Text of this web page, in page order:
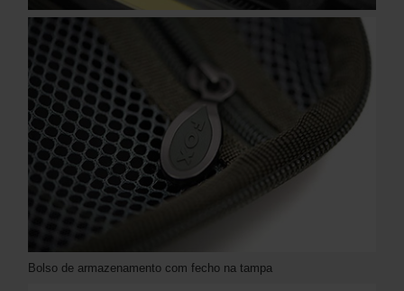
Bolso de armazenamento com fecho na tampa